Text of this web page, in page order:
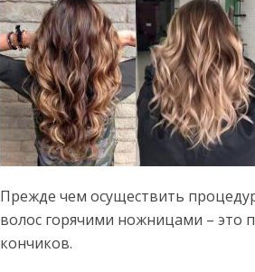
Прежде чем осуществить
волос горячими ножницами – это
кончиков.